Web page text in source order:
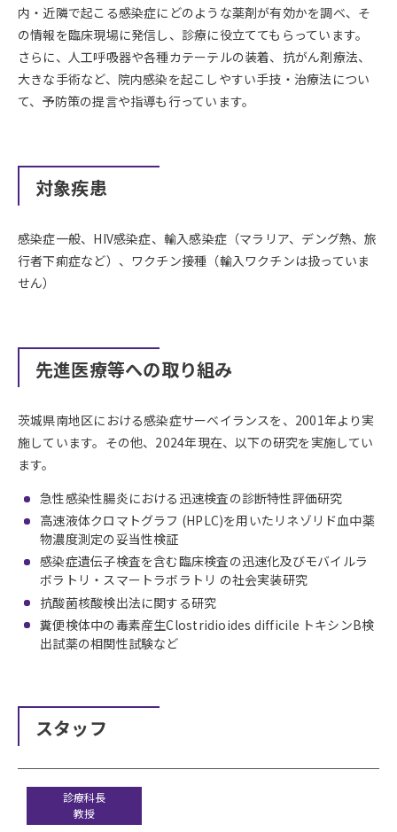
内・近隣で起こる感染症にどのような薬剤が有効かを調べ、そ
の情報を臨床現場に発信し、診療に役立ててもらっています。
さらに、人工呼吸器や各種カテーテルの装着、抗がん剤療法、
大きな手術など、院内感染を起こしやすい手技・治療法につい
て、予防策の提言や指導も行っています。
対象疾患
感染症一般、HIV感染症、輸入感染症（マラリア、デング熱、旅
行者下痢症など）、ワクチン接種（輸入ワクチンは扱っていま
せん）
先進医療等への取り組み
茨城県南地区における感染症サーベイランスを、2001年より実
施しています。その他、2024年現在、以下の研究を実施してい
ます。
急性感染性腸炎における迅速検査の診断特性評価研究
高速液体クロマトグラフ (HPLC)を用いたリネゾリド血中薬
物濃度測定の妥当性検証
感染症遺伝子検査を含む臨床検査の迅速化及びモバイルラ
ボラトリ・スマートラボラトリ の社会実装研究
抗酸菌核酸検出法に関する研究
糞便検体中の毒素産生Clostridioides difficile トキシンB検
出試薬の相関性試験など
スタッフ
診療科長
教授